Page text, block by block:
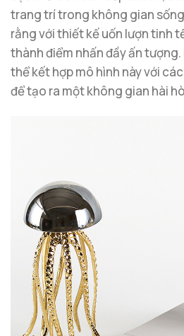
trang trí trong không gian
rằng với thiết kế uốn lượn tinh
thành điểm nhấn đầy ấn
thể kết hợp mô hình này với
để tạo ra một không gian hài